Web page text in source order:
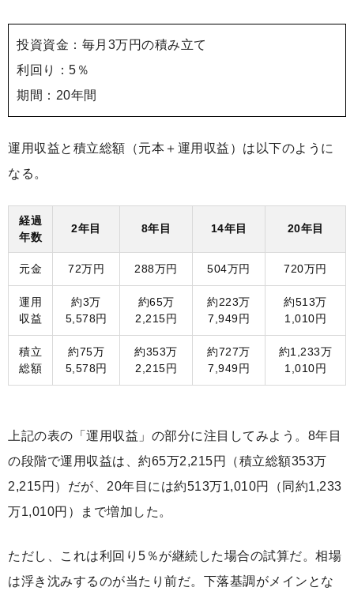
投資資金：毎月3万円の積み立て
利回り：5％
期間：20年間
運用収益と積立総額（元本＋運用収益）は以下のように
なる。
経過
年数
2年目 8年目 14年目 20年目
元金 72万円 288万円 504万円 720万円
運用
収益
約3万
5,578円
約65万
2,215円
約223万
7,949円
約513万
1,010円
積立
総額
約75万
5,578円
約353万
2,215円
約727万
7,949円
約1,233万
1,010円
上記の表の「運用収益」の部分に注目してみよう。8年目
の段階で運用収益は、約65万2,215円（積立総額353万
2,215円）だが、20年目には約513万1,010円（同約1,233
万1,010円）まで増加した。
ただし、これは利回り5％が継続した場合の試算だ。相場
は浮き沈みするのが当たり前だ。下落基調がメインとな